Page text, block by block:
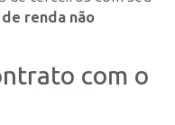
renda não
com o